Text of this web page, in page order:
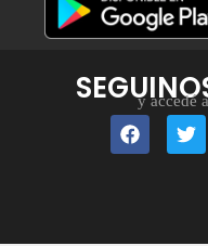
y accedé